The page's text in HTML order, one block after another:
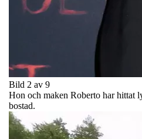
Bild 2 av 9
Hon och maken Roberto har hittat
bostad.